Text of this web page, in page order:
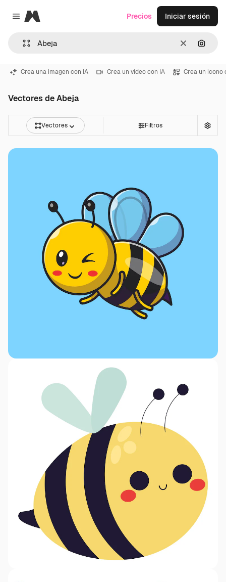
Close menu
Magnific
Borrar
Precios Iniciar sesión
Crea una imagen con IA Crea un vídeo con IA Crea un icono
Vectores de Abeja
Vectores Filtros